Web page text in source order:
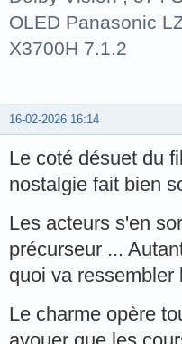
OLED Panasonic
X3700H 7.1.2
16-02-2026 16:14
Le coté désuet du
nostalgie fait bien
Les acteurs s'en
précurseur ...
quoi va
Le charme opère